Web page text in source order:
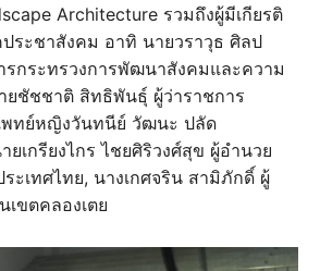
Architecture รวมถึงผู้มีเกียรติ
ระชาสังคม อาทิ นายวราวุธ ศิลป
รกระทรวงการพัฒนาสังคมและความ
ชัชชาติ สิทธิพันธุ์ ผู้ว่าราชการ
พทย์หญิงวันทนีย์ วัฒนะ ปลัด
ยเกรียงไกร ไชยศิริวงศ์สุข ผู้อำนวย
ะเทศไทย, นางเกศจริน สามิภักดิ์ ผู้
เขตคลองเตย